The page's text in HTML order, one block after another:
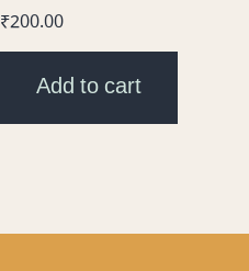
₹200.00
Add to cart